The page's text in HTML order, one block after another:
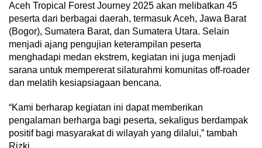
Aceh Tropical Forest Journey 2025 akan melibatkan 45
peserta dari berbagai daerah, termasuk Aceh, Jawa Barat
(Bogor), Sumatera Barat, dan Sumatera Utara. Selain
menjadi ajang pengujian keterampilan peserta
menghadapi medan ekstrem, kegiatan ini juga menjadi
sarana untuk mempererat silaturahmi komunitas off-roader
dan melatih kesiapsiagaan bencana.
“Kami berharap kegiatan ini dapat memberikan
pengalaman berharga bagi peserta, sekaligus berdampak
positif bagi masyarakat di wilayah yang dilalui,” tambah